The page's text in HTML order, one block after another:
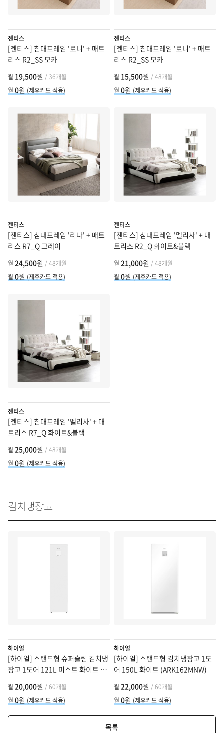
젠티스
[젠티스] 침대프레임 '로니' + 매트
리스 R2_SS 모카
월 19,500원 / 36개월
월 0원 (제휴카드 적용)
젠티스
[젠티스] 침대프레임 '로니' + 매트
리스 R2_SS 모카
월 15,500원 / 48개월
월 0원 (제휴카드 적용)
젠티스
[젠티스] 침대프레임 '리나' + 매트
리스 R7_Q 그레이
월 24,500원 / 48개월
월 0원 (제휴카드 적용)
젠티스
[젠티스] 침대프레임 '멜리사' + 매
트리스 R2_Q 화이트&블랙
월 21,000원 / 48개월
월 0원 (제휴카드 적용)
젠티스
[젠티스] 침대프레임 '멜리사' + 매
트리스 R7_Q 화이트&블랙
월 25,000원 / 48개월
월 0원 (제휴카드 적용)
김치냉장고
하이얼
[하이얼] 스탠드형 슈퍼슬림 김치냉
장고 1도어 121L 미스트 화이트 무
월 20,000원 / 60개월
월 0원 (제휴카드 적용)
하이얼
[하이얼] 스탠드형 김치냉장고 1도
어 150L 화이트 (ARK162MNW)
월 22,000원 / 60개월
월 0원 (제휴카드 적용)
목록